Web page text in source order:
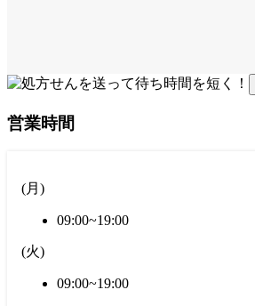
営業時間
(月 )
09:00~19:00
(火)
09:00~19:00